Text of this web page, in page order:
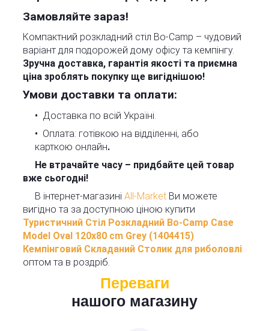
Замовляйте зараз!
Компактний розкладний стіл Bo-Camp – чудовий
варіант для подорожей дому офісу та кемпінгу.
Зручна доставка, гарантія якості та приємна
ціна зроблять покупку ще вигіднішою!
Умови доставки та оплати:
Доставка по всій Україні.
Оплата: готівкою на відділенні, або
карткою онлайн.
Не втрачайте часу – придбайте цей товар
вже сьогодні!
В інтернет-магазині All-Market Ви можете
вигідно та за доступною ціною купити
Туристичний Стіл Розкладний Bo-Camp Case
Model Oval 120x80 cm Grey (1404415)
Кемпінговий Складаний Столик для риболовлі
оптом та в роздріб.
Переваги
нашого магазину